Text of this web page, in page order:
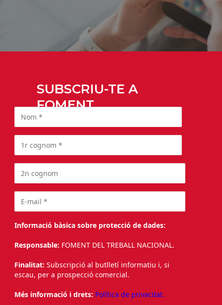
SUBSCRIU-TE A
FOMENT
Informació bàsica sobre protecció de dades:
Responsable: FOMENT DEL TREBALL NACIONAL.
Finalitat: Subscripció al butlletí informatiu i, si
escau, per a prospecció comercial.
Més informació i drets: Política de privacitat.